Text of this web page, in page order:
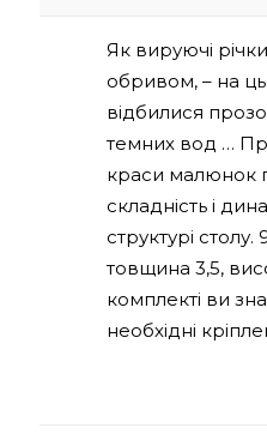
Як вируючі
обривом, – на
відбилися
темних вод …
краси малюнок
складність і
структурі столу.
товщина 3,5,
комплекті ви
необхідні